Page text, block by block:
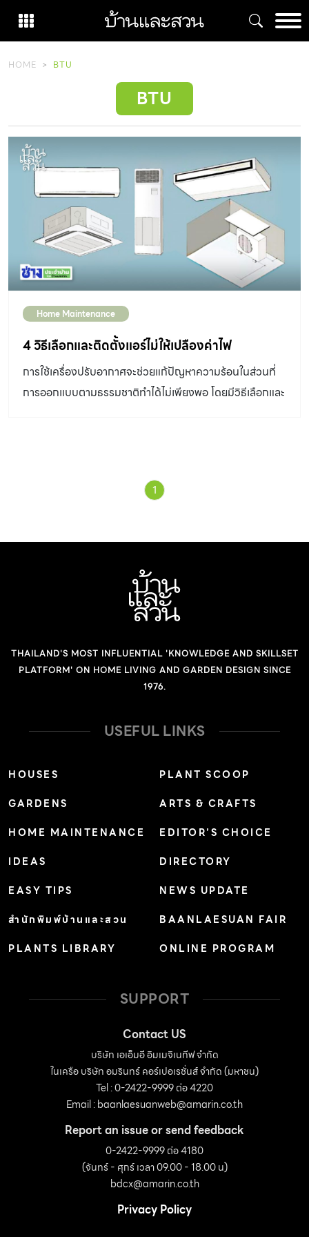
content
HOME BTU
BTU
Home Maintenance
4 วิธีเลือกและติดตั้งแอร์ไม่ให้เปลืองค่าไฟ
การใช้เครื่องปรับอากาศจะช่วยแก้ปัญหาความร้อนในส่วนที่
การออกแบบตามธรรมชาติทำได้ไม่เพียงพอ โดยมีวิธีเลือกและ
หน้าต่าง หลังคามีฉนวนกันความร้อนหรือไม่ จำนวนคนใช้งาน
ทำงานของเครื่องปรับอากาศลดลง เมื่อเครื่องตัดบ่อยทำให้
ความชื้นในอากาศสูงกว่าที่ควร อาจรู้สึกไม่สบายตัว อีกทั้ง
เครื่องก็มีราคาแพงกว่า BTU ต่ำไป คอมเพรสเซอร์ทำงาน
ช้า ทำให้สิ้นเปลืองพลังงาน และเครื่องปรับอากาศเสียเร็ว
2.เลือกประเภทเครื่องปรับอากาศให้เหมาะกับการใช้งาน แบบ
ขนาดเล็ก เป็นประเภทที่มีฟังก์ชั่นหลากหลาย ขนาดเล็ก
การใช้งานหนัก และการทำงานของเครื่องมีเสียงดังกว่าแบบ
ติดผนัง (บางแบบสามารถติดตั้งแบบวางบนพื้นได้) แบบฝัง
ห้องที่เน้นความสวยงามเพราะจะเห็นตัวเครื่องน้อยที่สุด เดิน
ท่อน้ำยาและท่อน้ำทิ้งซ่อนไว้บนฝ้าเพดาน จึงควรตัดสินใจ
ต่อบีทียูแพงกว่าประเภทอื่น แบบตู้ตั้งพื้น เหมาะกับพื้นที่มีคน
1
THAILAND'S MOST INFLUENTIAL 'KNOWLEDGE AND SKILLSET
PLATFORM' ON HOME LIVING AND GARDEN DESIGN SINCE
1976.
USEFUL LINKS
HOUSES
GARDENS
HOME MAINTENANCE
IDEAS
EASY TIPS
สำนักพิมพ์บ้านและสวน
PLANTS LIBRARY
PLANT SCOOP
ARTS & CRAFTS
EDITOR’S CHOICE
DIRECTORY
NEWS UPDATE
BAANLAESUAN FAIR
ONLINE PROGRAM
SUPPORT
Contact US
บริษัท เอเอ็มอี อิมเมจิเนทีฟ จำกัด
ในเครือ บริษัท อมรินทร์ คอร์เปอเรชั่นส์ จำกัด (มหาชน)
Tel : 0-2422-9999 ต่อ 4220
Email :baanlaesuanweb@amarin.co.th
Report an issue or send feedback
0-2422-9999 ต่อ 4180
(จันทร์ - ศุกร์ เวลา 09.00 - 18.00 น)
bdcx@amarin.co.th
Privacy Policy